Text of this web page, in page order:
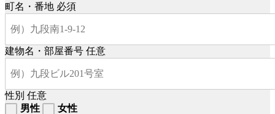
町名・番地 必須
建物名・部屋番号 任意
性別 任意
男性
女性